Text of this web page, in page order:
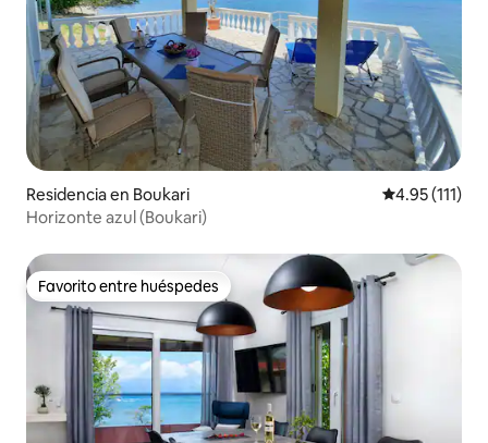
Residencia en Boukari Calificación
4.95 (111)
Horizonte azul (Boukari)
Favorito entre huéspedes
Favorito entre huéspedes